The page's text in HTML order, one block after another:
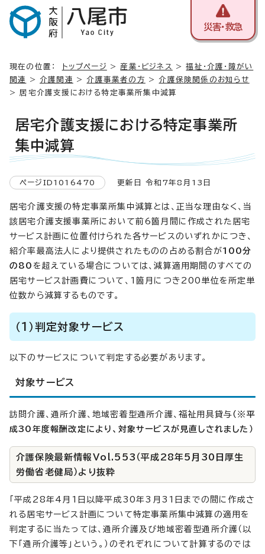
災害・救急
現在の位置： トップページ > 産業・ビジネス >福祉・介護・障がい
関連
> 介護関連 > 介護事業者の方 > 介護保険関係のお知らせ
> 居宅介護支援における特定事業所集中減算
居宅介護支援における特定事業所
集中減算
ページID1016470 更新日 令和7年8月13日
居宅介護支援の特定事業所集中減算とは、正当な理由なく、当
該居宅介護支援事業所において前6箇月間に作成された居宅
サービス計画に位置付けられた各サービスのいずれかにつき、
紹介率最高法人により提供されたものの占める割合が100分
の80 を超えている場合については、減算適用期間のすべての
居宅サービス計画費について、1箇月につき200単位を所定単
位数から減算するものです。
（1）判定対象サービス
以下のサービスについて判定する必要があります。
対象サービス
訪問介護、通所介護、地域密着型通所介護、福祉用具貸与（※平
成30年度報酬改定により、対象サービスが見直しされました）
介護保険最新情報Vol.553（平成28年5月30日厚生
労働省老健局）より抜粋
「平成28年4月1日以降平成30年3月31日までの間に作成さ
れる居宅サービス計画について特定事業所集中減算の適用を
判定するに当たっては、通所介護及び地域密着型通所介護（以
下「通所介護等」という。）のそれぞれについて計算するのでは